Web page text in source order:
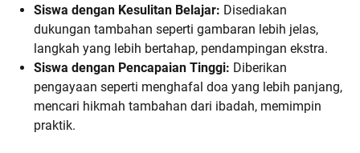
Siswa dengan Kesulitan Belajar: Disediakan
dukungan tambahan seperti gambaran lebih jelas,
langkah yang lebih bertahap, pendampingan ekstra.
Siswa dengan Pencapaian Tinggi: Diberikan
pengayaan seperti menghafal doa yang lebih panjang,
mencari hikmah tambahan dari ibadah, memimpin
praktik.